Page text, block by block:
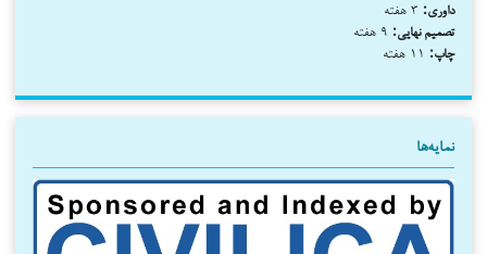
داوری:
تصمیم نهایی:
چاپ:
نمایه‌ها